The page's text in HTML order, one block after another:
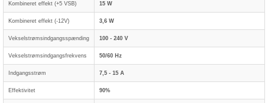
Kombineret effekt (+5 VSB) 15 W
Kombineret effekt (-12V) 3,6 W
Vekselstrømsindgangsspænding 100 - 240 V
Vekselstrømsindgangsfrekvens 50/60 Hz
Indgangsstrøm 7,5 - 15 A
Effektivitet 90%